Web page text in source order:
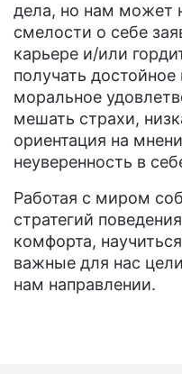
дела, но нам может
смелости о себе
карьере и/или
получать
моральное
мешать страхи,
ориентация на
неуверенность в
Работая с миром
стратегий
комфорта,
важные для нас
нам направлении.